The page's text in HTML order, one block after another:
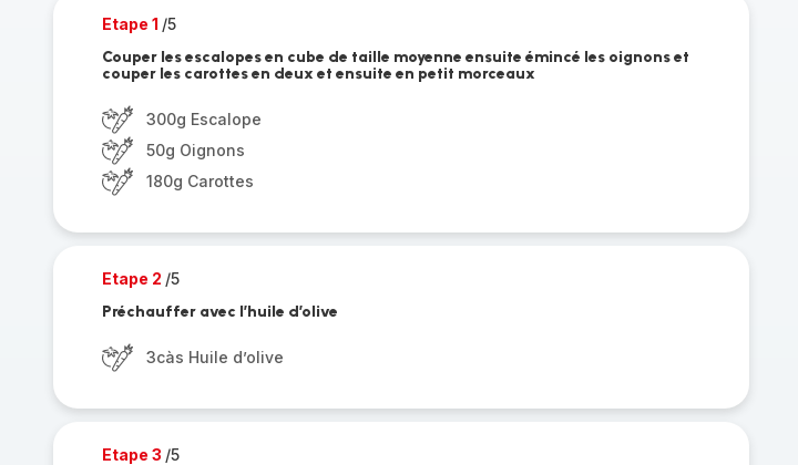
Etape 1 /5
Couper les escalopes en cube de taille moyenne ensuite émincé les oignons et
couper les carottes en deux et ensuite en petit morceaux
300g Escalope
50g Oignons
180g Carottes
Etape 2 /5
Préchauffer avec l’huile d’olive
3càs Huile d’olive
Etape 3 /5